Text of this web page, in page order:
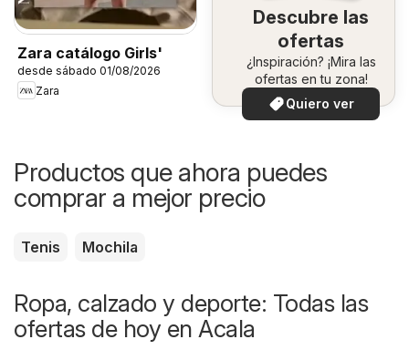
Zara catálogo Girls'
desde sábado 01/08/2026
Zara
Descubre las
ofertas
¿Inspiración? ¡Mira las
ofertas en tu zona!
Quiero ver
Productos que ahora puedes
comprar a mejor precio
Tenis Mochila
Ropa, calzado y deporte: Todas las
ofertas de hoy en Acala